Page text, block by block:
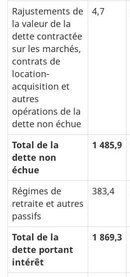
Rajustements de
la valeur de la
dette contractée
sur les marchés,
contrats de
location-
acquisition et
autres
opérations de la
dette non échue
4,7
Total de la
dette non
échue
1 485,9
Régimes de
retraite et autres
passifs
383,4
Total de la
dette portant
intérêt
1 869,3